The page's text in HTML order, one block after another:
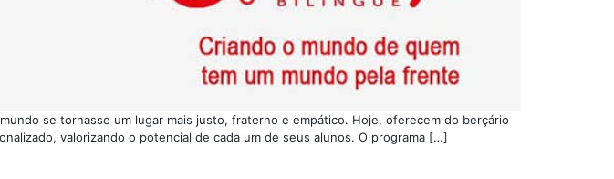
se tornasse um lugar mais justo, fraterno e empático. Hoje, oferecem do berçário
valorizando o potencial de cada um de seus alunos. O programa […]